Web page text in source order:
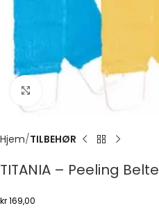
Click to enlarge
Hjem TILBEHØR
TITANIA – Peeling Belte
kr169,00